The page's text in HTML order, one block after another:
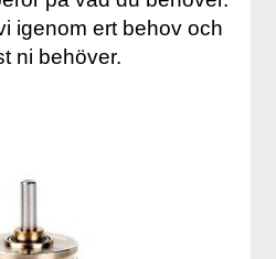
igenom ert behov och
ni behöver.